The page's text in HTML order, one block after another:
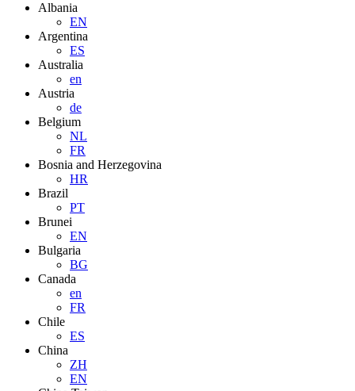
Albania
EN
Argentina
ES
Australia
en
Austria
de
Belgium
NL
FR
Bosnia and Herzegovina
HR
Brazil
PT
Brunei
EN
Bulgaria
BG
Canada
en
FR
Chile
ES
China
ZH
EN